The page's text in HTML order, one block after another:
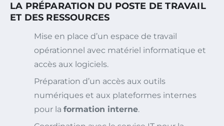
LA PRÉPARATION DU POSTE DE TRAVAIL
ET DES RESSOURCES
Mise en place d’un espace de travail
opérationnel avec matériel informatique et
accès aux logiciels.
Préparation d’un accès aux outils
numériques et aux plateformes internes
pour la formation interne.